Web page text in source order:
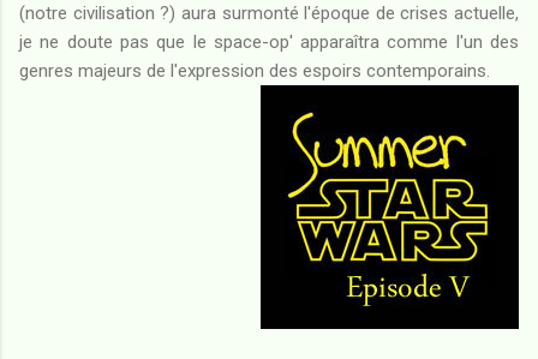
(notre civilisation ?) aura surmonté l'époque de crises actuelle,
je ne doute pas que le space-op' apparaîtra comme l'un des
genres majeurs de l'expression des espoirs contemporains.